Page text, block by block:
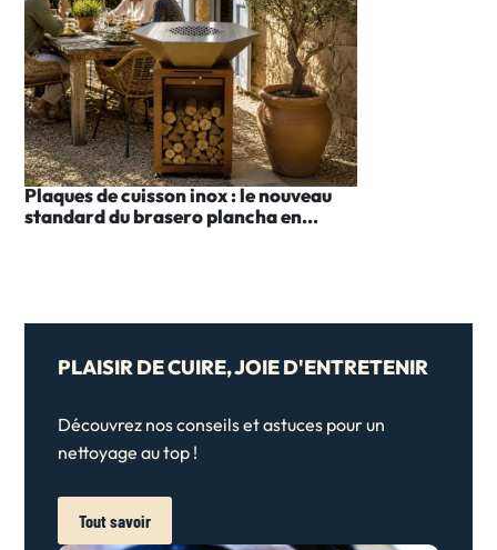
Plaques de cuisson inox : le nouveau
standard du brasero plancha en...
PLAISIR DE CUIRE, JOIE D'ENTRETENIR
Découvrez nos conseils et astuces pour un
nettoyage au top !
Tout savoir